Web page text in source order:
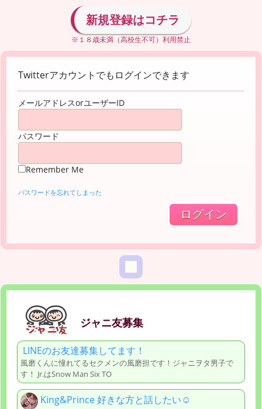
新規登録はコチラ
※１８歳未満（高校生不可）利用禁止
Twitterアカウントでもログインできます
メールアドレスorユーザーID
パスワード
Remember Me
パスワードを忘れてしまった
ジャニ友募集
LINEのお友達募集してます！
風磨くんに憧れてるセクメンの風磨担です！ジャニヲタ男子で
す！ Jr.はSnow Man Six TO
King&Prince 好きな方と話したい☺